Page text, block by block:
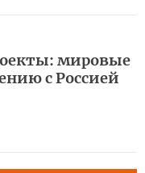
мировые
с Россией